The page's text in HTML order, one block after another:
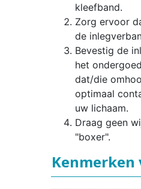
kleefband.
Zorg ervoor
de
Bevestig de
het
dat/die
optimaal
uw lichaam.
Draag geen
"boxer".
Kenmerken